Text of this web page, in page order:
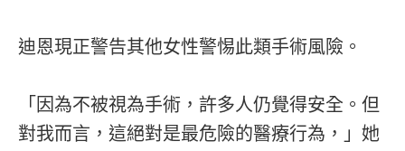
迪恩現正警告其他女性警惕此類手術風險。
「因為不被視為手術，許多人仍覺得安全。但
對我而言，這絕對是最危險的醫療行為，」她